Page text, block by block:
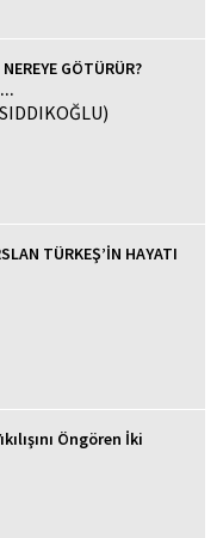
GÖTÜRÜR?
TÜRKEŞ’İN HAYATI
Öngören İki